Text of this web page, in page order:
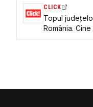
CLICK
Topul
România.